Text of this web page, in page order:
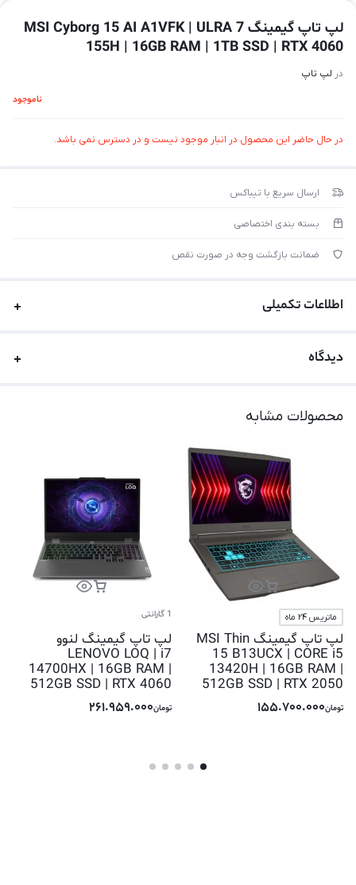
لپ تاپ گیمینگ MSI Cyborg 15 AI A1VFK | ULRA 7
155H | 16GB RAM | 1TB SSD | RTX 4060
در لپ تاپ
ناموجود
در حال حاضر این محصول در انبار موجود نیست و در دسترس نمی باشد.
ارسال سریع با تیباکس
بسته بندی اختصاصی
ضمانت بازگشت وجه در صورت نقص
اطلاعات تکمیلی
دیدگاه
محصولات مشابه
ماتریس 24 ماه
لپ تاپ گیمینگ MSI Thin
15 B13UCX | CORE i5
13420H | 16GB RAM |
512GB SSD | RTX 2050
تومان155.700.000
1 گارانتی
لپ تاپ گیمینگ لنوو
LENOVO LOQ | i7
14700HX | 16GB RAM |
512GB SSD | RTX 4060
تومان261.959.000